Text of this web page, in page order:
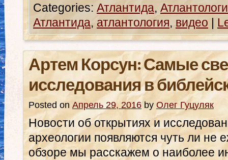
Categories: Атлантида,
Атлантида, атлантология, видео |
Артем Корсун: Самые
исследования в
Posted on Апрель 29, 2016 by Олег Гуцуляк
Новости об открытиях и
археологии появляются чуть ли не
обзоре мы расскажем о наиболее